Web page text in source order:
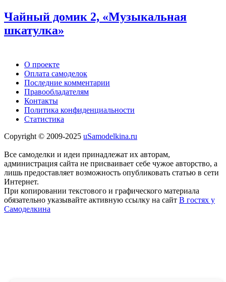
Чайный домик 2, «Музыкальная
шкатулка»
О проекте
Оплата самоделок
Последние комментарии
Правообладателям
Контакты
Политика конфиденциальности
Статистика
Copyright © 2009-2025 uSamodelkina.ru
Все самоделки и идеи принадлежат их авторам,
администрация сайта не присваивает себе чужое авторство, а
лишь предоставляет возможность опубликовать статью в сети
Интернет.
При копировании текстового и графического материала
обязательно указывайте активную ссылку на сайт В гостях у
Самоделкина